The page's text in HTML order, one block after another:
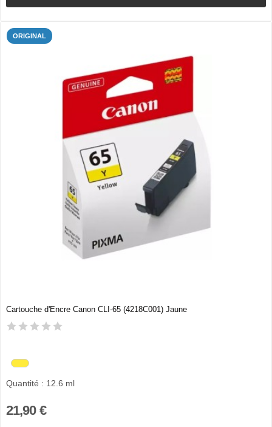
ORIGINAL
Cartouche d'Encre Canon CLI-65 (4218C001) Jaune
Quantité : 12.6 ml
21,90 €